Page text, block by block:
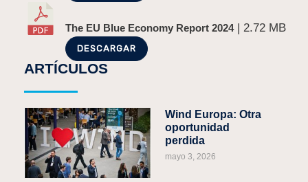
The EU Blue Economy Report 2024| 2.72 MB
DESCARGAR
ARTÍCULOS
Wind Europa: Otra
oportunidad
perdida
mayo 3, 2026